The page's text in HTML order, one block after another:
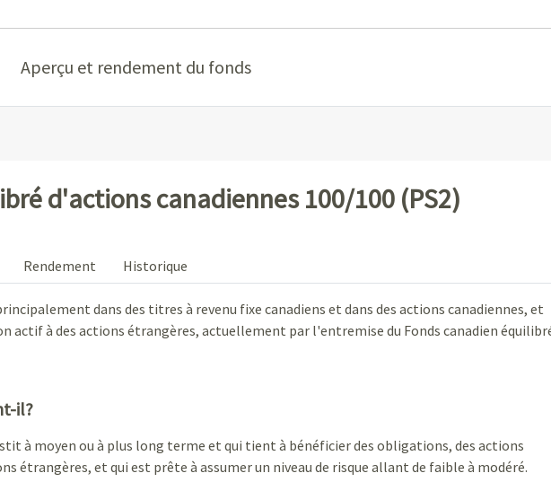
Aperçu et rendement du fonds
d'actions canadiennes 100/100 (PS2)
Rendement Historique
dans des titres à revenu fixe canadiens et dans des actions canadiennes, et
actif à des actions étrangères, actuellement par l'entremise du Fonds canadien
il?
à moyen ou à plus long terme et qui tient à bénéficier des obligations, des actions
étrangères, et qui est prête à assumer un niveau de risque allant de faible à modéré.